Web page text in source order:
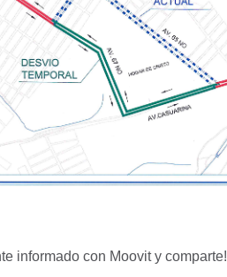
informado con Moovit y comparte!